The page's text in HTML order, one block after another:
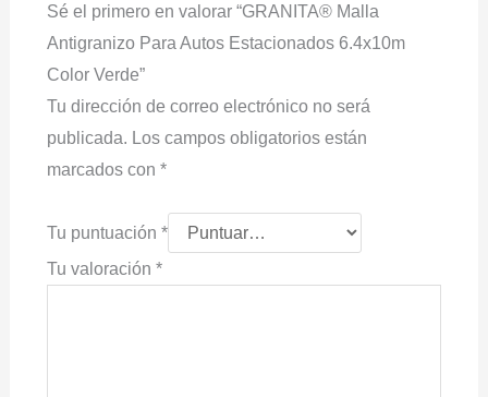
Sé el primero en valorar “GRANITA® Malla
Antigranizo Para Autos Estacionados 6.4x10m
Color Verde”
Tu dirección de correo electrónico no será
publicada. Los campos obligatorios están
marcados con *
Tu puntuación *
Tu valoración *